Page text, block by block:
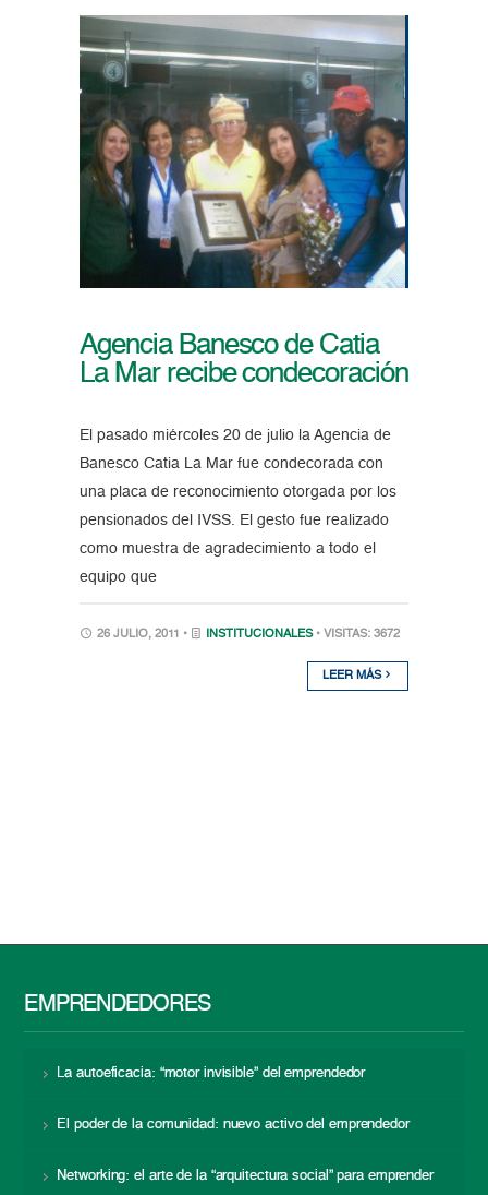
Agencia Banesco de Catia
La Mar recibe condecoración
El pasado miércoles 20 de julio la Agencia de
Banesco Catia La Mar fue condecorada con
una placa de reconocimiento otorgada por los
pensionados del IVSS. El gesto fue realizado
como muestra de agradecimiento a todo el
equipo que
26 JULIO, 2011 • INSTITUCIONALES • VISITAS: 3672
LEER MÁS
EMPRENDEDORES
La autoeficacia: “motor invisible” del emprendedor
El poder de la comunidad: nuevo activo del emprendedor
Networking: el arte de la “arquitectura social” para emprender